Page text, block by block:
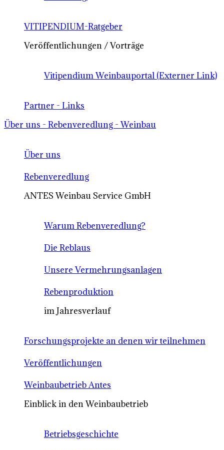
VITIPENDIUM-Ratgeber
Veröffentlichungen / Vorträge
Vitipendium Weinbauportal (Externer Link)
Partner - Links
Über uns - Rebenveredlung - Weinbau
Über uns
Rebenveredlung
ANTES Weinbau Service GmbH
Warum Rebenveredlung?
Die Reblaus
Unsere Vermehrungsanlagen
Rebenproduktion
im Jahresverlauf
Forschungsprojekte an denen wir teilnehmen
Veröffentlichungen
Weinbaubetrieb Antes
Einblick in den Weinbaubetrieb
Betriebsgeschichte